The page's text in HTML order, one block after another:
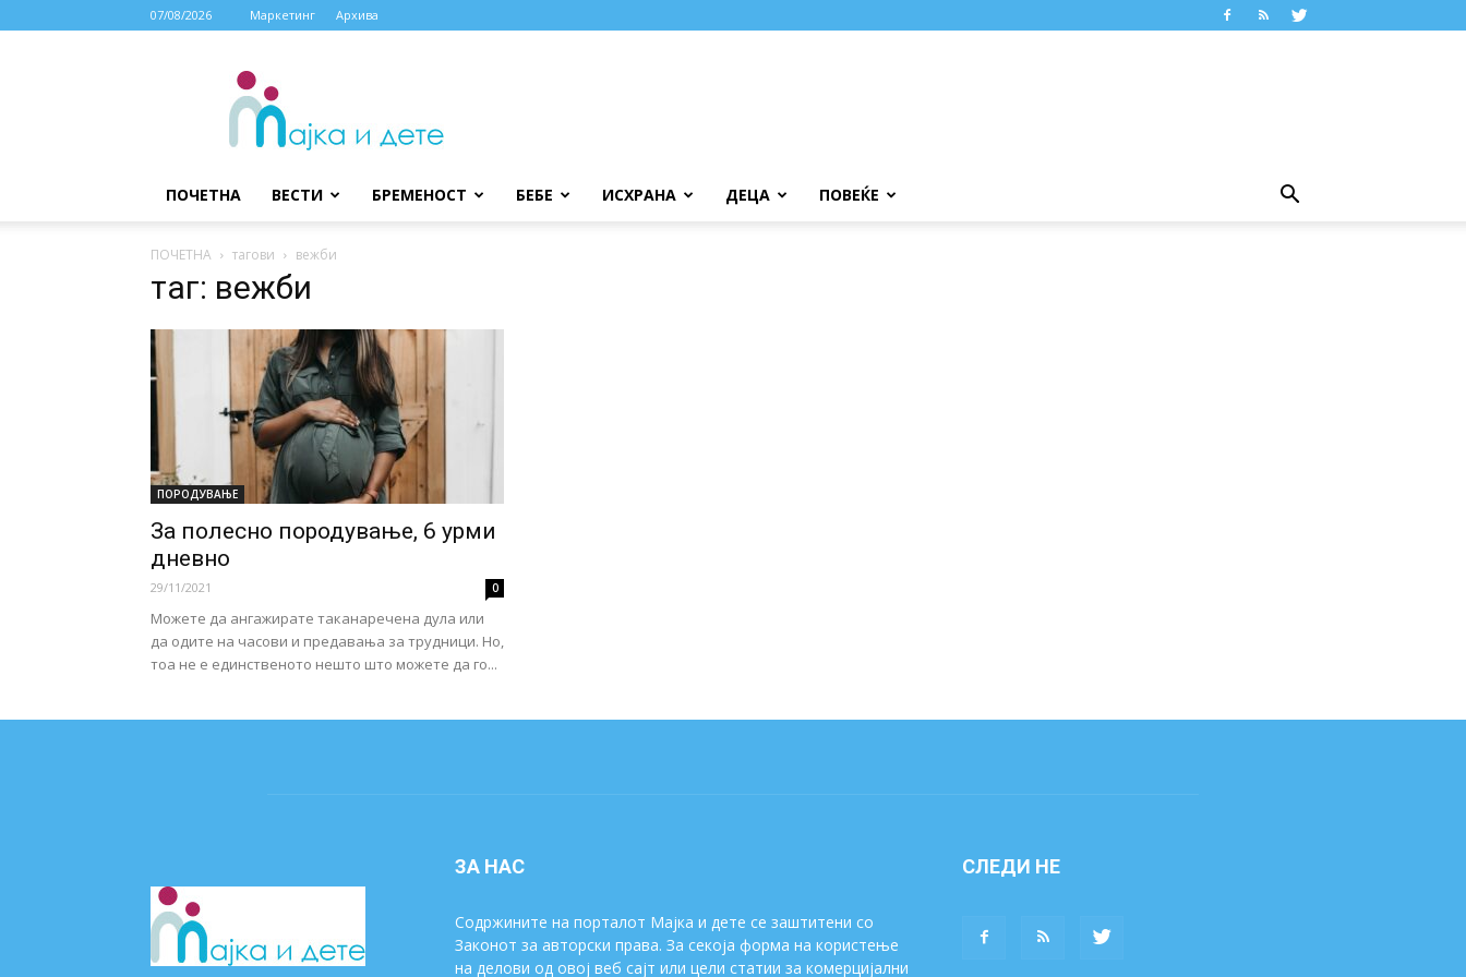
07/08/2026 Маркетинг Архива
МАЈКА
ДЕТЕ
ПОЧЕТНА ВЕСТИ БРЕМЕНОСТ БЕБЕ ИСХРАНА ДЕЦА ПОВЕЌЕ
ПОЧЕТНА тагови вежби
таг: вежби
ПОРОДУВАЊЕ
За полесно породување, 6 урми
дневно
29/11/2021 0
Можете да ангажирате таканаречена дула или
да одите на часови и предавања за трудници. Но,
тоа не е единственото нешто што можете да го...
ЗА НАС
Содржините на порталот Мајка и дете се заштитени со
Законот за авторски права. За секоја форма на користење
на делови од овој веб сајт или цели статии за комерцијални
СЛЕДИ НЕ